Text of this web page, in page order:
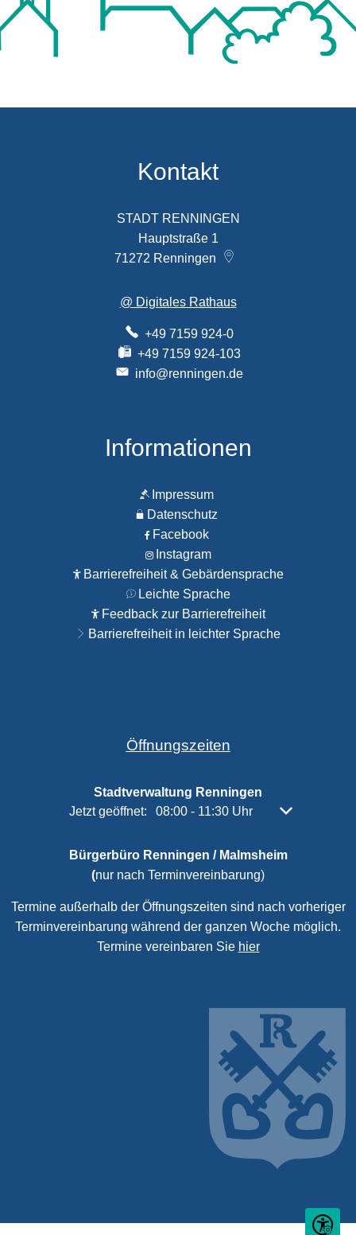
Kontakt
STADT RENNINGEN
Hauptstraße 1
71272 Renningen
@ Digitales Rathaus
+49 7159 924-0
+49 7159 924-103
info@renningen.de
Informationen
Impressum
Datenschutz
Facebook
Instagram
Barrierefreiheit & Gebärdensprache
Leichte Sprache
Feedback zur Barrierefreiheit
Barrierefreiheit in leichter Sprache
Öffnungszeiten
Stadtverwaltung Renningen
Klicken, um weitere Öffnungs- oder Schließzeiten
Jetzt geöffnet: 08:00- 11:30Uhr Von 08:00 bis
Bürgerbüro Renningen / Malmsheim
(nur nach Terminvereinbarung)
Termine außerhalb der Öffnungszeiten sind nach vorheriger
Terminvereinbarung während der ganzen Woche möglich.
Termine vereinbaren Sie hier
Seite